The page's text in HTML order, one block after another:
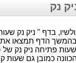
נק
בדף " ניק נק
בהמשך הדף תמצאו את
פתיחה ניק נק
כמובן גם שעות